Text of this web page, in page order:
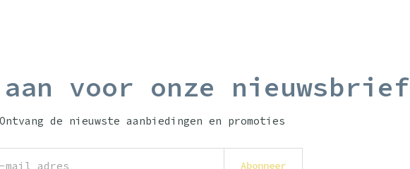
voor onze nieuwsbrief
Ontvang de nieuwste aanbiedingen en promoties
Abonneer